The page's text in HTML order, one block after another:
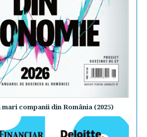
mari companii din România (2025)